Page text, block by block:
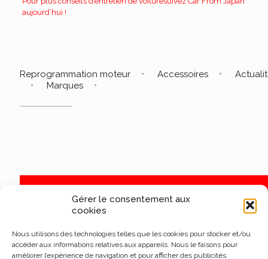
Gérer le consentement aux
cookies
Nous utilisons des technologies telles que les cookies pour stocker et/ou
accéder aux informations relatives aux appareils. Nous le faisons pour
améliorer l’expérience de navigation et pour afficher des publicités
aujourd’hui !
Reprogrammation moteur Accessoires
Marques